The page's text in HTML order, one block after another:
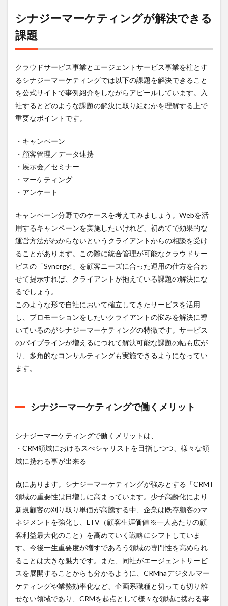
概要
3.1
シナ
ジー
ケテ
ィン
おけ
る第
二新
卒の
の動
き
3.2
Vorkers、
議、カイ
判から読
み解くシ
ナジーマ
ーケティ
ングの評
3.3
ジー
マー
ケテ
グの
福利
厚生
や制
シナ
ジー
ケテ
グの
選考
3.5
【シ
ナジ
ーマ
ーケ
ング
の求
人を
ご覧
の方
へオ
シナジーマーケティングが解決できる
課題
クラウドサービス事業とエージェントサービス事業を柱とす
るシナジーマーケティングでは以下の課題を解決できること
を公式サイトで事例紹介をしながらアピールしています。入
社するとどのような課題の解決に取り組むかを理解する上で
重要なポイントです。
・キャンペーン
・顧客管理／データ連携
・展示会／セミナー
・マーケティング
・アンケート
キャンペーン分野でのケースを考えてみましょう。Webを活
用するキャンペーンを実施したいけれど、初めてで効果的な
運営方法がわからないというクライアントからの相談を受け
ることがあります。この際に統合管理が可能なクラウドサー
ビスの「Synergy!」を顧客ニーズに合った運用の仕方を合わ
せて提示すれば、クライアントが抱えている課題の解決にな
るでしょう。
このような形で自社において確立してきたサービスを活用
し、プロモーションをしたいクライアントの悩みを解決に導
いているのがシナジーマーケティングの特徴です。サービス
のパイプラインが増えるにつれて解決可能な課題の幅も広が
り、多角的なコンサルティングも実施できるようになってい
ます。
シナジーマーケティングで働くメリット
シナジーマーケティングで働くメリットは、
・CRM領域におけるスぺシャリストを目指しつつ、様々な領
域に携わる事が出来る
点にあります。シナジーマーケティングが強みとする「CRM｣
領域の重要性は日増しに高まっています。少子高齢化により
新規顧客の刈り取り単価が高騰する中、企業は既存顧客のマ
ネジメントを強化し、LTV（顧客生涯価値※一人あたりの顧
客利益最大化のこと）を高めていく戦略にシフトしていま
す。今後一生重要度が増すであろう領域の専門性を高められ
ることは大きな魅力です。また、同社がエージェントサービ
スを展開することからも分かるように、CRMhaデジタルマー
ケティングや業務効率化など、企画系職種と切っても切り離
せない領域であり、CRMを起点として様々な領域に携わる事